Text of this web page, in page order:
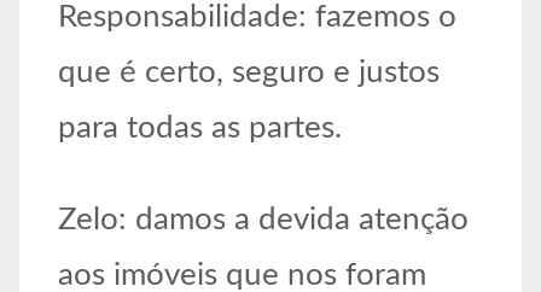
Responsabilidade: fazemos o
que é certo, seguro e justos
para todas as partes.
Zelo: damos a devida atenção
aos imóveis que nos foram